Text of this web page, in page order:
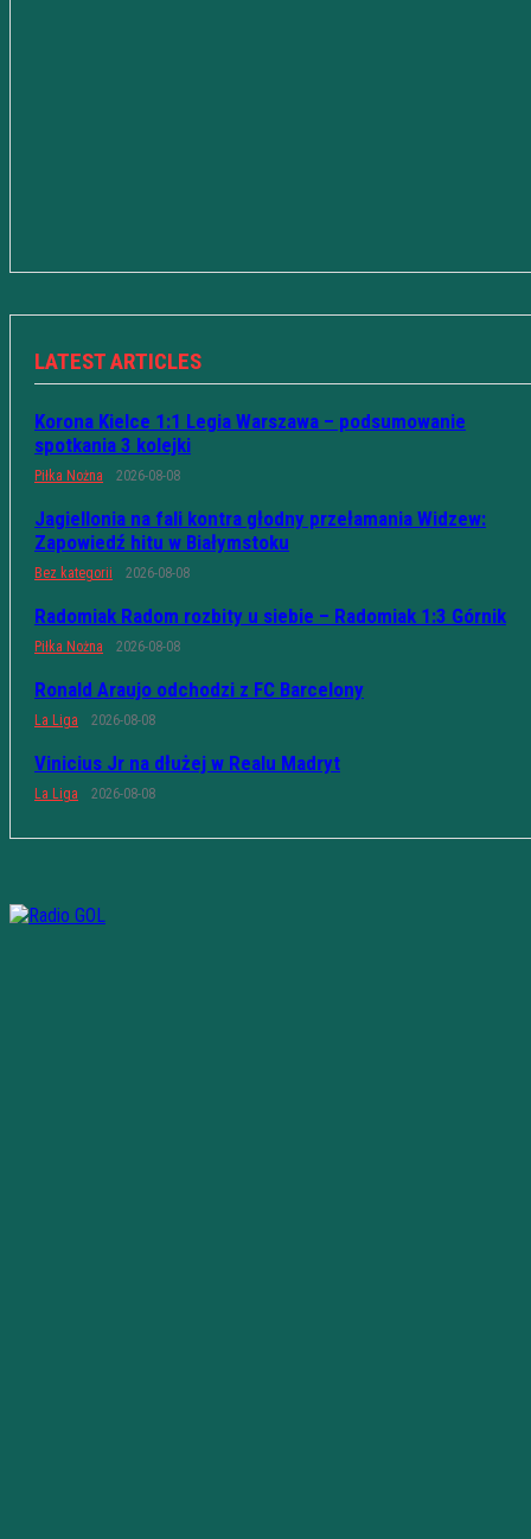
LATEST ARTICLES
Korona Kielce 1:1 Legia Warszawa – podsumowanie
spotkania 3 kolejki
Piłka Nożna 2026-08-08
Jagiellonia na fali kontra głodny przełamania Widzew:
Zapowiedź hitu w Białymstoku
Bez kategorii 2026-08-08
Radomiak Radom rozbity u siebie – Radomiak 1:3 Górnik
Piłka Nożna 2026-08-08
Ronald Araujo odchodzi z FC Barcelony
La Liga 2026-08-08
Vinicius Jr na dłużej w Realu Madryt
La Liga 2026-08-08